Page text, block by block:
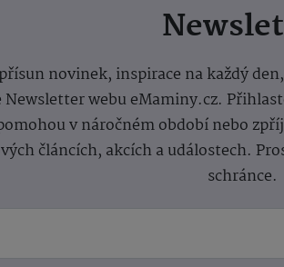
novinek, inspirace na každý
Newsletter webu eMaminy.cz.
v náročném období nebo
článcích, akcích a událostech.
schránce.